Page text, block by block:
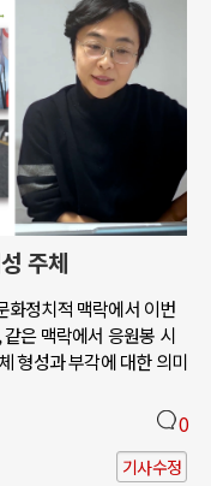
주체
화정치적 맥락에서 이번
은 맥락에서 응원봉 시
형성과 부각에 대한 의미
0
기사수정